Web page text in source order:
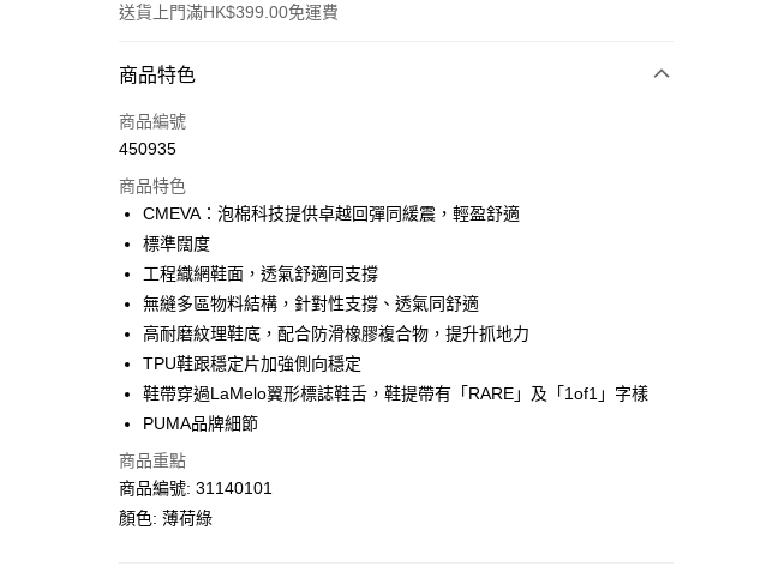
送貨上門滿HK$399.00免運費
付款方式
信用卡
相關說明
Alipay, PayMe, WeChat Pay, UnionPay, FPS
送貨方式
單筆訂單淨值滿$399可享免運費優惠
每筆HK$30.00，滿HK$399.00或以上免運費
滿$599可享澳門免運費優惠 運費表
商品特色
商品編號
450935
商品特色
CMEVA：泡棉科技提供卓越回彈同緩震，輕盈舒適
標準闊度
工程織網鞋面，透氣舒適同支撐
無縫多區物料結構，針對性支撐、透氣同舒適
高耐磨紋理鞋底，配合防滑橡膠複合物，提升抓地力
TPU鞋跟穩定片加強側向穩定
鞋帶穿過LaMelo翼形標誌鞋舌，鞋提帶有「RARE」及「1of1」字樣
PUMA品牌細節
商品重點
商品編號: 31140101
顏色: 薄荷綠